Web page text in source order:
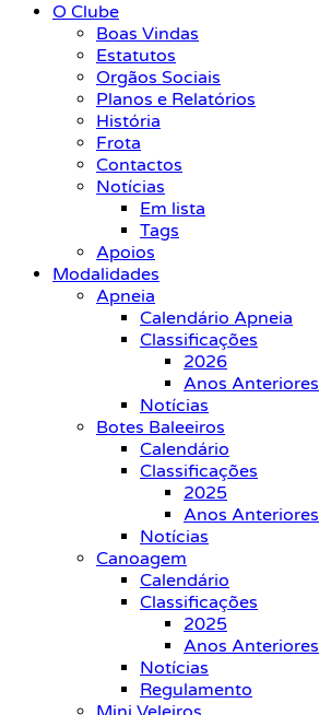
O Clube
Boas Vindas
Estatutos
Orgãos Sociais
Planos e Relatórios
História
Frota
Contactos
Notícias
Em lista
Tags
Apoios
Modalidades
Apneia
Calendário Apneia
Classificações
2026
Anos Anteriores
Notícias
Botes Baleeiros
Calendário
Classificações
2025
Anos Anteriores
Notícias
Canoagem
Calendário
Classificações
2025
Anos Anteriores
Notícias
Regulamento